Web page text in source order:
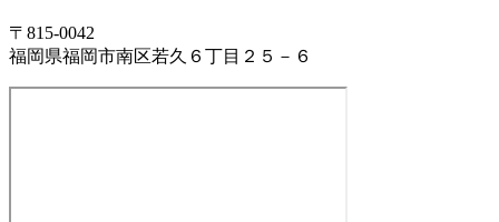
〒815-0042
福岡県福岡市南区若久６丁目２５－６